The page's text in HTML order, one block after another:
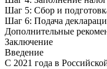
Шаг 5: Сбор и
Шаг 6: Подача
Дополнительные
Заключение
Введение
С 2021 года в